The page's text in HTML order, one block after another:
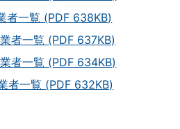
者一覧 (PDF 638KB)
者一覧 (PDF 637KB)
者一覧 (PDF 634KB)
者一覧 (PDF 632KB)